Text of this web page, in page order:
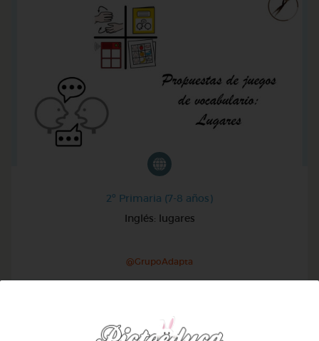
2º Primaria (7-8 años)
Inglés: lugares
@GrupoAdapta